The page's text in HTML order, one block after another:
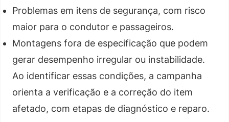
Problemas em itens de segurança, com risco
maior para o condutor e passageiros.
Montagens fora de especificação que podem
gerar desempenho irregular ou instabilidade.
Ao identificar essas condições, a campanha
orienta a verificação e a correção do item
afetado, com etapas de diagnóstico e reparo.